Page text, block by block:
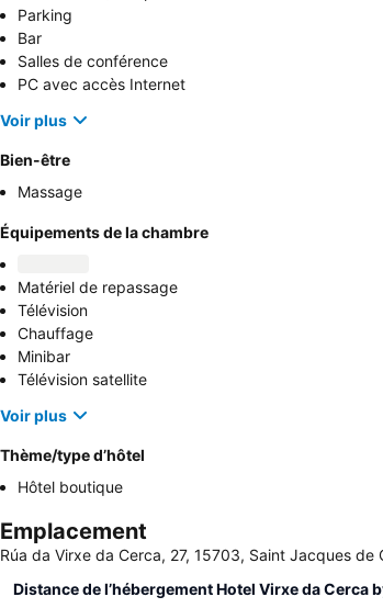
Parking
Bar
Salles de conférence
PC avec accès Internet
Voir plus
Bien-être
Massage
Équipements de la chambre
Matériel de repassage
Télévision
Chauffage
Minibar
Télévision satellite
Voir plus
Thème/type d’hôtel
Hôtel boutique
Emplacement
Rúa da Virxe da Cerca, 27, 15703, Saint Jacques de
Distance de l’hébergement Hotel Virxe da Cerca